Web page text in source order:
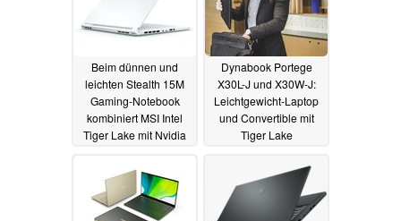
Beim dünnen und
leichten Stealth 15M
Gaming-Notebook
kombiniert MSI Intel
Tiger Lake mit Nvidia
Dynabook Portege
X30L-J und X30W-J:
Leichtgewicht-Laptop
und Convertible mit
Tiger Lake
03.09.2020